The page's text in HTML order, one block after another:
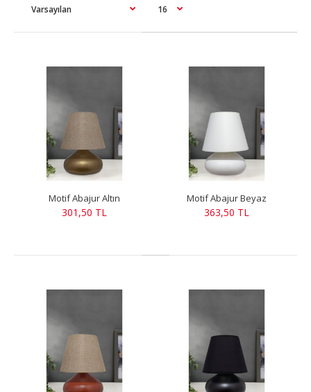
Motif Abajur Altın
301,50 TL
Motif Abajur Beyaz
363,50 TL